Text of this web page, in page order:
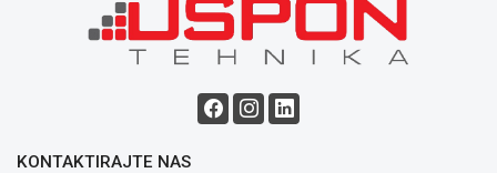
KONTAKTIRAJTE NAS